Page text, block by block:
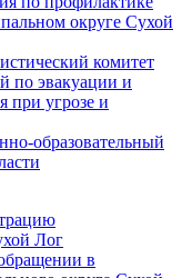
округе Сухой
комитет
по эвакуации и
при угрозе и
образовательный
Лог
в